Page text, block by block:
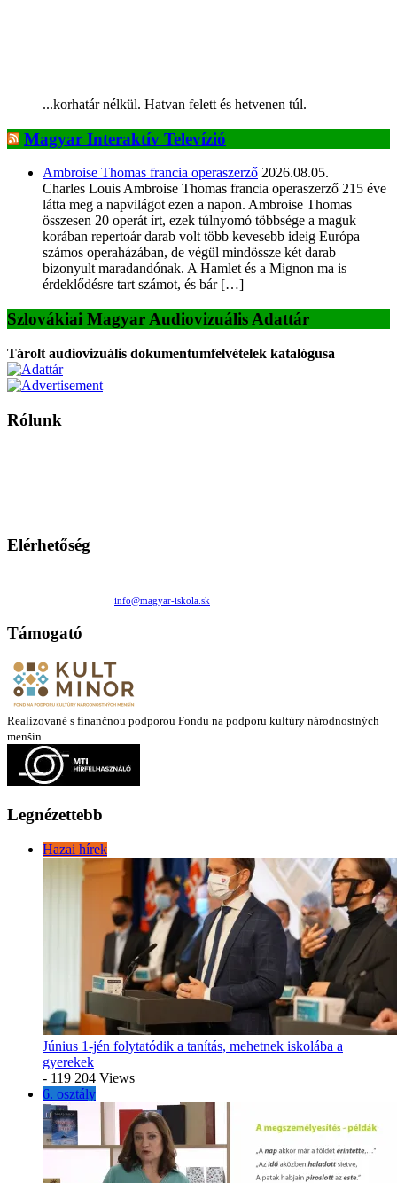
...korhatár nélkül. Hatvan felett és hetvenen túl.
Magyar Interaktív Televízió
Ambroise Thomas francia operaszerző 2026.08.05.
Charles Louis Ambroise Thomas francia operaszerző 215 éve
látta meg a napvilágot ezen a napon. Ambroise Thomas
összesen 20 operát írt, ezek túlnyomó többsége a maguk
korában repertoár darab volt több kevesebb ideig Európa
számos operaházában, de végül mindössze két darab
bizonyult maradandónak. A Hamlet és a Mignon ma is
érdeklődésre tart számot, és bár […]
Szlovákiai Magyar Audiovizuális Adattár
Tárolt audiovizuális dokumentumfelvételek katalógusa
Rólunk
Elérhetőség
info@magyar-iskola.sk
Támogató
Realizované s finančnou podporou Fondu na podporu kultúry národnostných
menšín
Legnézettebb
Hazai hírek
Június 1-jén folytatódik a tanítás, mehetnek iskolába a
gyerekek
- 119 204 Views
6. osztály